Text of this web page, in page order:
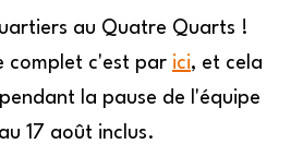
au Quatre Quarts !
complet c'est par ici, et cela
la pause de l'équipe
17 août inclus.